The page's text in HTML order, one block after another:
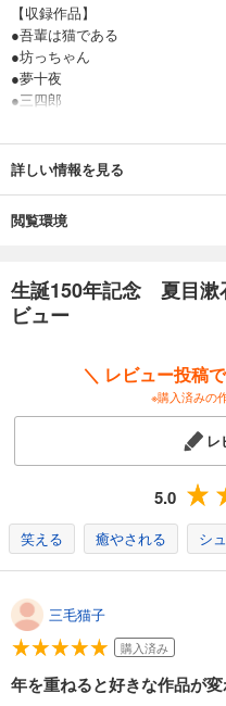
【収録作品】
●吾輩は猫である
●坊っちゃん
●夢十夜
●三四郎
●満韓ところどころ
●門
●こゝろ
詳しい情報を見る
閲覧環境
生誕150年記念 夏目
ビュー
＼ レビュー投稿
※購入済みの
レ
5.0
笑える 癒やされる シ
三毛猫子
購入済み
年を重ねると好きな作品が